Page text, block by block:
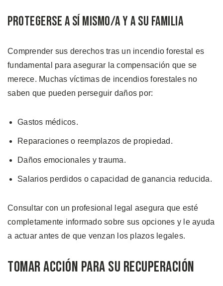
Protegerse a sí Mismo/a y a su Familia
Comprender sus derechos tras un incendio forestal es
fundamental para asegurar la compensación que se
merece. Muchas víctimas de incendios forestales no
saben que pueden perseguir daños por:
Gastos médicos.
Reparaciones o reemplazos de propiedad.
Daños emocionales y trauma.
Salarios perdidos o capacidad de ganancia reducida.
Consultar con un profesional legal asegura que esté
completamente informado sobre sus opciones y le ayuda
a actuar antes de que venzan los plazos legales.
Tomar Acción para su Recuperación